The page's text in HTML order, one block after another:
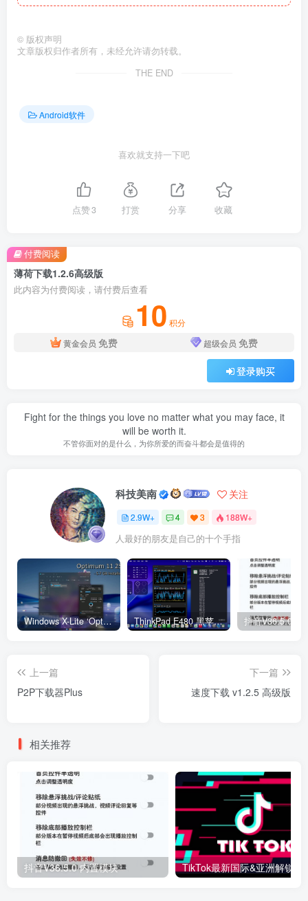
© 版权声明
文章版权归作者所有，未经允许请勿转载。
THE END
Android软件
喜欢就支持一下吧
点赞3 打赏 分享 收藏
薄荷下载1.2.6高级版
此内容为付费阅读，请付费后查看
10 积分
黄金会员 免费 超级会员 免费
登录购买
付费阅读
Fight for the things you love no matter what you may face, it
will be worth it.
不管你面对的是什么，为你所爱的而奋斗都会是值得的
科技美南 关注
2.9W+ 4 3 188W+
人最好的朋友是自己的十个手指
Windows X-Lite ‘Optimum 11’ 25H2 Pro v2 ThinkPad E480 黑苹果完美Tahoe的EFI分享（2026.03.01更新） 抖音V36.5.0 内
上一篇
P2P下载器Plus
下一篇
速度下载 v1.2.5 高级版
相关推荐
抖音V36.5.0 内置模块